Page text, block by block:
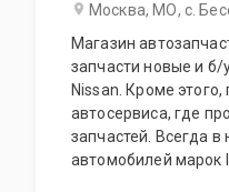
Москва, МО, с.
Магазин
запчасти новые и б/у для автомобилей
Nissan. Кроме
автосервиса, где
запчастей. Всегда в
автомобилей марок